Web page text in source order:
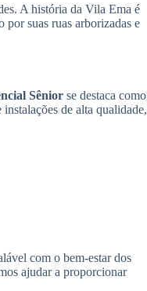
A história da Vila Ema é
suas ruas arborizadas e
Sênior se destaca como
de alta qualidade,
com o bem-estar dos
ajudar a proporcionar